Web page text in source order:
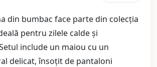
din bumbac face parte din colecția
pentru zilele calde și
include un maiou cu un
delicat, însoțit de pantaloni